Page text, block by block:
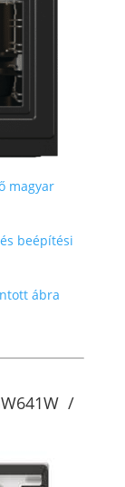
magyar
beépítési
ábra
/